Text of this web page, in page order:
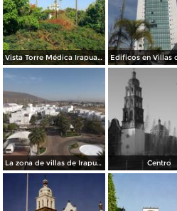
Vista Torre Médica Irapuato 2014
La zona de villas de Irapuato, Gto. Noviembre/2012 Centro